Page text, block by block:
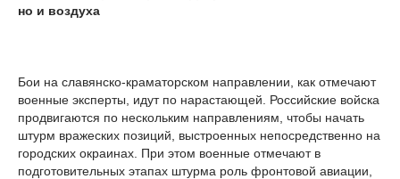
но и воздуха
Бои на славянско-краматорском направлении, как отмечают
военные эксперты, идут по нарастающей. Российские войска
продвигаются по нескольким направлениям, чтобы начать
штурм вражеских позиций, выстроенных непосредственно на
городских окраинах. При этом военные отмечают в
подготовительных этапах штурма роль фронтовой авиации,